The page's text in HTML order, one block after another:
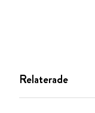
Relaterade